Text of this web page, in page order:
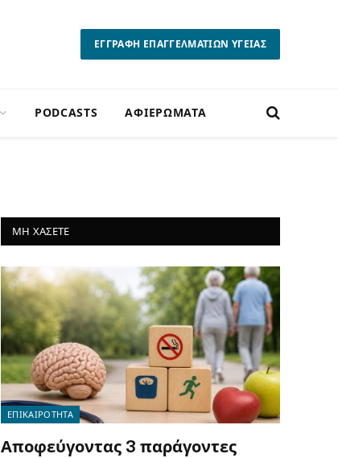
ΕΓΓΡΑΦΗ ΕΠΑΓΓΕΛΜΑΤΙΩΝ ΥΓΕΙΑΣ
PODCASTS ΑΦΙΕΡΩΜΑΤΑ
ΜΗ ΧΑΣΕΤΕ
ΕΠΙΚΑΙΡΟΤΗΤΑ
Αποφεύγοντας 3 παράγοντες